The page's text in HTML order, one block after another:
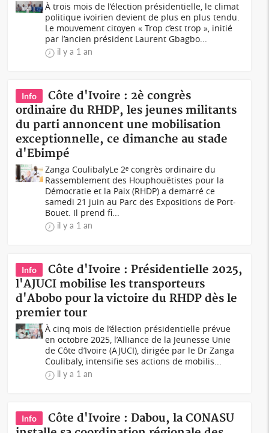
À trois mois de l’élection présidentielle, le climat
politique ivoirien devient de plus en plus tendu.
Le mouvement citoyen « Trop c’est trop », initié
par l’ancien président Laurent Gbagbo...
il y a 1 an
Info
Côte d'Ivoire : 2è congrès
ordinaire du RHDP, les jeunes militants
du parti annoncent une mobilisation
exceptionnelle, ce dimanche au stade
d'Ebimpé
Zanga CoulibalyLe 2ᵉ congrès ordinaire du
Rassemblement des Houphouëtistes pour la
Démocratie et la Paix (RHDP) a demarré ce
samedi 21 juin au Parc des Expositions de Port-
Bouet. Il prend fi...
il y a 1 an
Info
Côte d'Ivoire : Présidentielle 2025,
l'AJUCI mobilise les transporteurs
d'Abobo pour la victoire du RHDP dès le
premier tour
À cinq mois de l’élection présidentielle prévue
en octobre 2025, l’Alliance de la Jeunesse Unie
de Côte d’Ivoire (AJUCI), dirigée par le Dr Zanga
Coulibaly, intensifie ses actions de mobilis...
il y a 1 an
Info
Côte d'Ivoire : Dabou, la CONASU